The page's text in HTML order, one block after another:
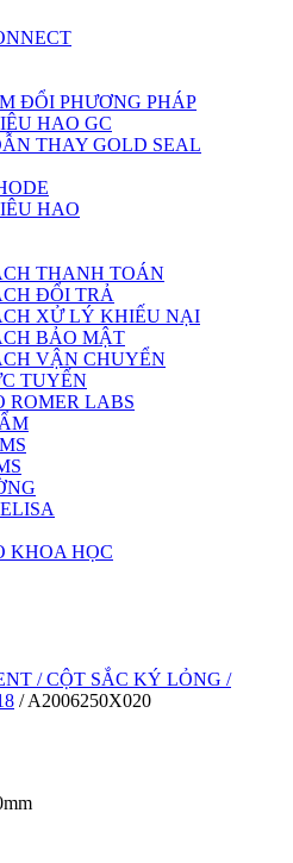
ĐỔI PHƯƠNG PHÁP
HAO GC
THAY GOLD SEAL
HAO
THANH TOÁN
ĐỔI TRẢ
XỬ LÝ KHIẾU NẠI
BẢO MẬT
VẬN CHUYỂN
TUYẾN
ROMER LABS
KHOA HỌC
/ CỘT SẮC KÝ LỎNG /
/ A2006250X020